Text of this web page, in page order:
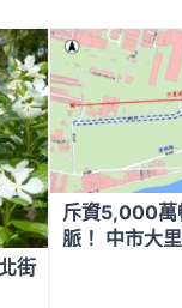
街
斥資5,000萬
脈！ 中市大